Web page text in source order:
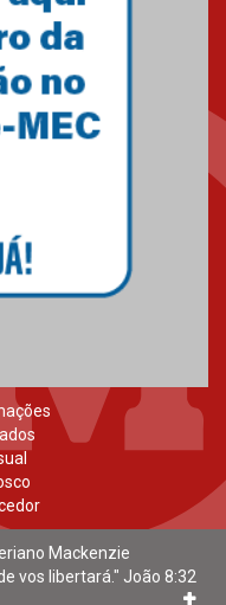
Mackenzie
vos libertará." João 8:32